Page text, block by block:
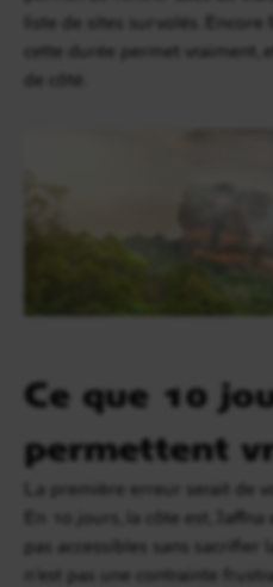
liste de sites survolés.
cette durée permet vraiment,
de côté.
Ce que 10
permettent
La première erreur serait de
En 10 jours, la côte est,
pas accessibles sans
n’est pas une contrainte